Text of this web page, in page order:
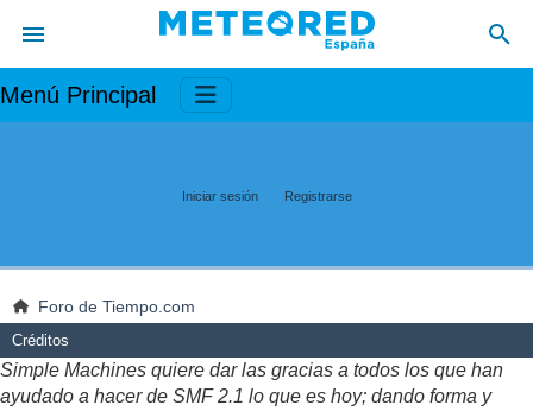
Menú Principal
Iniciar sesión Registrarse
Foro de Tiempo.com
Créditos
Simple Machines quiere dar las gracias a todos los que han
ayudado a hacer de SMF 2.1 lo que es hoy; dando forma y